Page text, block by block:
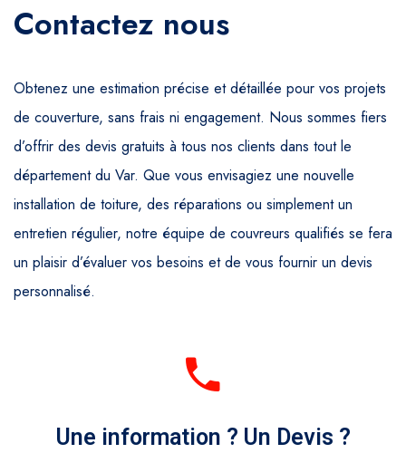
Contactez nous
Obtenez une estimation précise et détaillée pour vos projets
de couverture, sans frais ni engagement. Nous sommes fiers
d’offrir des devis gratuits à tous nos clients dans tout le
département du Var. Que vous envisagiez une nouvelle
installation de toiture, des réparations ou simplement un
entretien régulier, notre équipe de couvreurs qualifiés se fera
un plaisir d’évaluer vos besoins et de vous fournir un devis
personnalisé.
Une information ? Un Devis ?